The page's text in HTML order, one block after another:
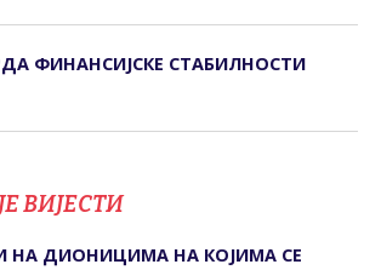
ФИНАНСИЈСКЕ СТАБИЛНОСТИ
ВИЈЕСТИ
НА ДИОНИЦИМА НА КОЈИМА СЕ